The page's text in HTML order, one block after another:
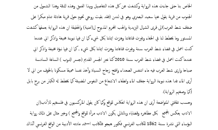
الخاص بنا حتى جاءت هذه الرواية وكشفت عن كل هذه التفاصيل وبهذا العمق وهذه الدقة وهذا الشمول من
الجنوب من قرية يقول عنها سعيد البصري وهو في لندن (فقد بقيت روحي تحوم حول قرية هادئة تنام مبكرا على
ضفاف شط العرب)الى قرى الشمال اليزيدية والحب المحرم المذبوح ل(امنية) والحقيقة ان هذه الرواية بعمقها كشفت
المستور وما يخطط لنا في الخفاء وغيرت قناعاتنا وهزت ايماننا بكل شيء كما ان فيها نبوءة مخيفة واذكر اني عندما
كنت اعمل في قضاء شط العرب سنة وغيرت قناعاتنا وهزت ايماننا بكل شيء , كما ان فيها نبؤة مخيفة واذكر اني
عندما كنت اعمل في قضاء شط العرب سنة 2010 كنا نعبر الجسر القديم (جسر الدوب ) الساعة السادسة
صباحا وارى شط العرب فيه ماء اتنفس الصعداء وافتح زجاج السياة وأخذ نفسا عميقا مسكونا بالخوف من اني لا
أرى الماء غدا هذه نبوءة الرواية جفاف الماء وانطفاء الاشعاع من النفوس المضيئة كما يخطط له الكبار من برج بابل
(كما وصفتهم الرواية).
وحسب ثقافتي المتواضعة أرى ان هذه الرواية انعكاس للواقع وكما كان يقول الماركسيون في فلسفتهم للأدب(ان
الادب يعكس المجتمع بكل مظاهره وقضاياه وبالتالي يكون الادب مرأة للواقع والمجتمع ) وخير مثال على ذلك رواية
البؤساء التي نشرة سنة 1862 للكاتب الفرنسي فكتور هيجو فالكاتب استمد مادته الأدبية من الواقع الفرنسي آنذاك